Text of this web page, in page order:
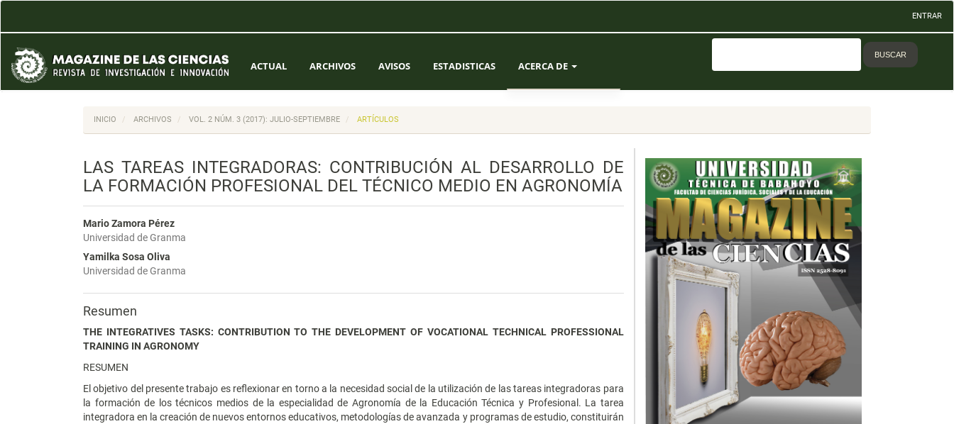
Contenido
principal
Barra
lateral
ENTRAR
ACTUAL ARCHIVOS AVISOS ESTADISTICAS ACERCA DE
EQUIPO EDITORIAL
BUSCAR
INICIO ARCHIVOS VOL. 2 NÚM. 3 (2017): JULIO-SEPTIEMBRE ARTÍCULOS
LAS TAREAS INTEGRADORAS: CONTRIBUCIÓN AL DESARROLLO DE
LA FORMACIÓN PROFESIONAL DEL TÉCNICO MEDIO EN AGRONOMÍA
Mario Zamora Pérez
Universidad de Granma
Yamilka Sosa Oliva
Universidad de Granma
Resumen
THE INTEGRATIVES TASKS: CONTRIBUTION TO THE DEVELOPMENT OF VOCATIONAL TECHNICAL PROFESSIONAL
TRAINING IN AGRONOMY
RESUMEN
El objetivo del presente trabajo es reflexionar en torno a la necesidad social de la utilización de las tareas integradoras para
la formación de los técnicos medios de la especialidad de Agronomía de la Educación Técnica y Profesional. La tarea
integradora en la creación de nuevos entornos educativos, metodologías de avanzada y programas de estudio, constituirán